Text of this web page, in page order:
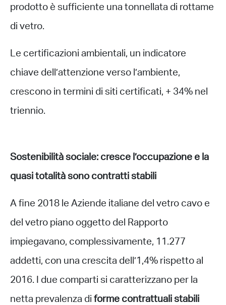
prodotto è sufficiente una tonnellata di rottame
di vetro.
Le certificazioni ambientali, un indicatore
chiave dell’attenzione verso l’ambiente,
crescono in termini di siti certificati, + 34% nel
triennio.
Sostenibilità sociale: cresce l’occupazione e la
quasi totalità sono contratti stabili
A fine 2018 le Aziende italiane del vetro cavo e
del vetro piano oggetto del Rapporto
impiegavano, complessivamente, 11.277
addetti, con una crescita dell’1,4% rispetto al
2016. I due comparti si caratterizzano per la
netta prevalenza di forme contrattuali stabili